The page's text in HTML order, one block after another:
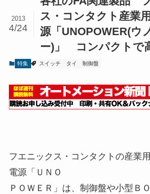
ス・コンタクト産業
源「UNOPOWER(ウ
ー)」 コンパクトで
2013
4/24
特集 スイッチ タイ 制御盤
フエニックス・コンタクトの産業
電源「ＵＮＯ
ＰＯＷＥＲ」は、制御盤や小型Ｂ